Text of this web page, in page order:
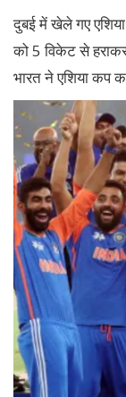
दुबई में खेले गए
को 5 विकेट से
भारत ने एशिया कप